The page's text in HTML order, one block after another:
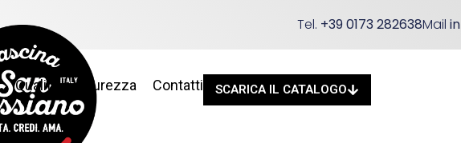
Tel. +39 0173 282638Mail
Qualità e sicurezza Contatti SCARICA IL CATALOGO